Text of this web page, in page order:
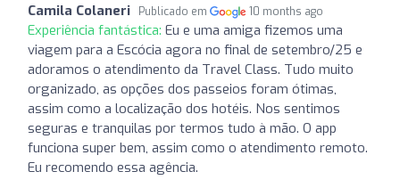
Camila Colaneri Publicado em 10 months ago
Experiência fantástica: Eu e uma amiga fizemos uma
viagem para a Escócia agora no final de setembro/25 e
adoramos o atendimento da Travel Class. Tudo muito
organizado, as opções dos passeios foram ótimas,
assim como a localização dos hotéis. Nos sentimos
seguras e tranquilas por termos tudo à mão. O app
funciona super bem, assim como o atendimento remoto.
Eu recomendo essa agência.